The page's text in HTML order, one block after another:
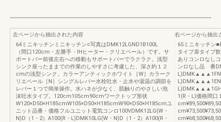
左ページから抽出された内容
64ミニキッチンミニキッチン○写真はDMK12LGND1B100L
（間口120cm・左勝手・IHヒーター・クリエペール）です。サ
ポートバー前後左右への移動もサポートバーでラクラク。浅型
シンク座ったままでの作業のしやすさに考慮した、深さ約１２
cmの浅型シンク。カラーアンティックホワイト［W］カラーク
リエペール［N］シングルレバー水栓吐水・止水や湯温の調節を
レバー１つで簡単操作。水ハネが少なく、肌触りのやさしい泡
沫吐水タイプ。120cm105cm90cmワークトップ形状
W120×D50×H185cmW105×D50×H185cmW90×D50×H185cmユ
ニット品番・価格フルユニット電気コンロ100VDMK12LG(W・
N)D（1・2）A100(R・L)DMK10LG(W・N)D（1・2）A100(R・
右ページから抽出
65ミニキッチン
タイプ扉タイプ
ありコンロなし
ンロなし品 番
1(R・L)価格間口